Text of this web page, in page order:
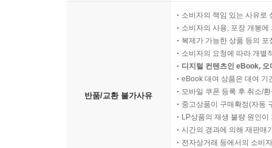
반품/교환 불가사유
소비자의 책임 있는 사유로
소비자의 사용, 포장 개봉
복제가 가능한 상품 등의
소비자의 요청에 따라 개별
디지털 컨텐츠인 eBook,
eBook 대여 상품은 대여 기
모바일 쿠폰 등록 후 취소/
중고상품이 구매확정(자동
LP상품의 재생 불량 원인
시간의 경과에 의해 재판매
전자상거래 등에서의 소비